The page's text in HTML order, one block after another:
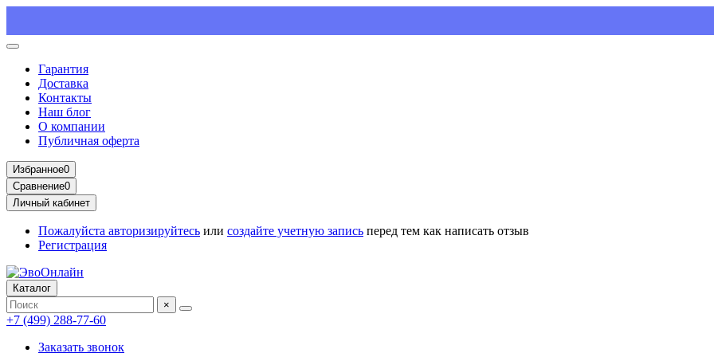
Гарантия
Доставка
Контакты
Наш блог
О компании
Публичная оферта
Избранное0
Сравнение0
Личный кабинет
Пожалуйста авторизируйтесь или создайте учетную запись перед тем как написать отзыв
Регистрация
Каталог
×
+7 (499) 288-77-60
Заказать звонок